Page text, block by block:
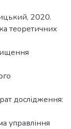
2020.
теоретичних
дослідження:
управління